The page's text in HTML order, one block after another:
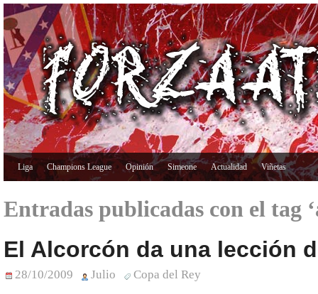
Liga Champions League Opinión Simeone Actualidad Viñetas
Entradas publicadas con el tag
El Alcorcón da una lección
28/10/2009 Julio Copa del Rey